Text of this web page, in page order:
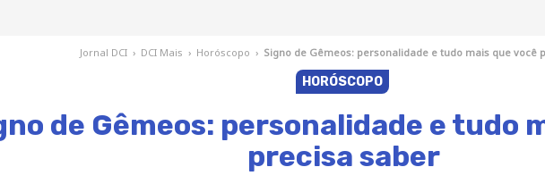
Jornal DCI › DCI Mais › Horóscopo › Signo de Gêmeos: personalidade e tudo mais que você
HORÓSCOPO
de Gêmeos: personalidade e tudo
precisa saber